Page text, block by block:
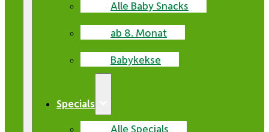
Alle Baby Snacks
ab 8. Monat
Babykekse
Specials
Alle Specials